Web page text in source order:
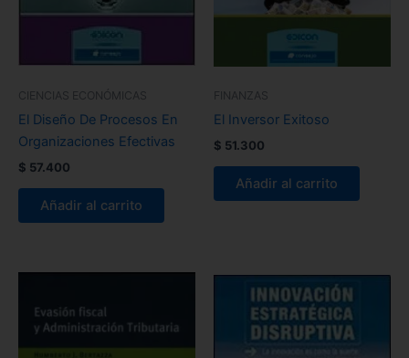
CIENCIAS ECONÓMICAS
El Diseño De Procesos En
Organizaciones Efectivas
$ 57.400
Añadir al carrito
FINANZAS
El Inversor Exitoso
$ 51.300
Añadir al carrito